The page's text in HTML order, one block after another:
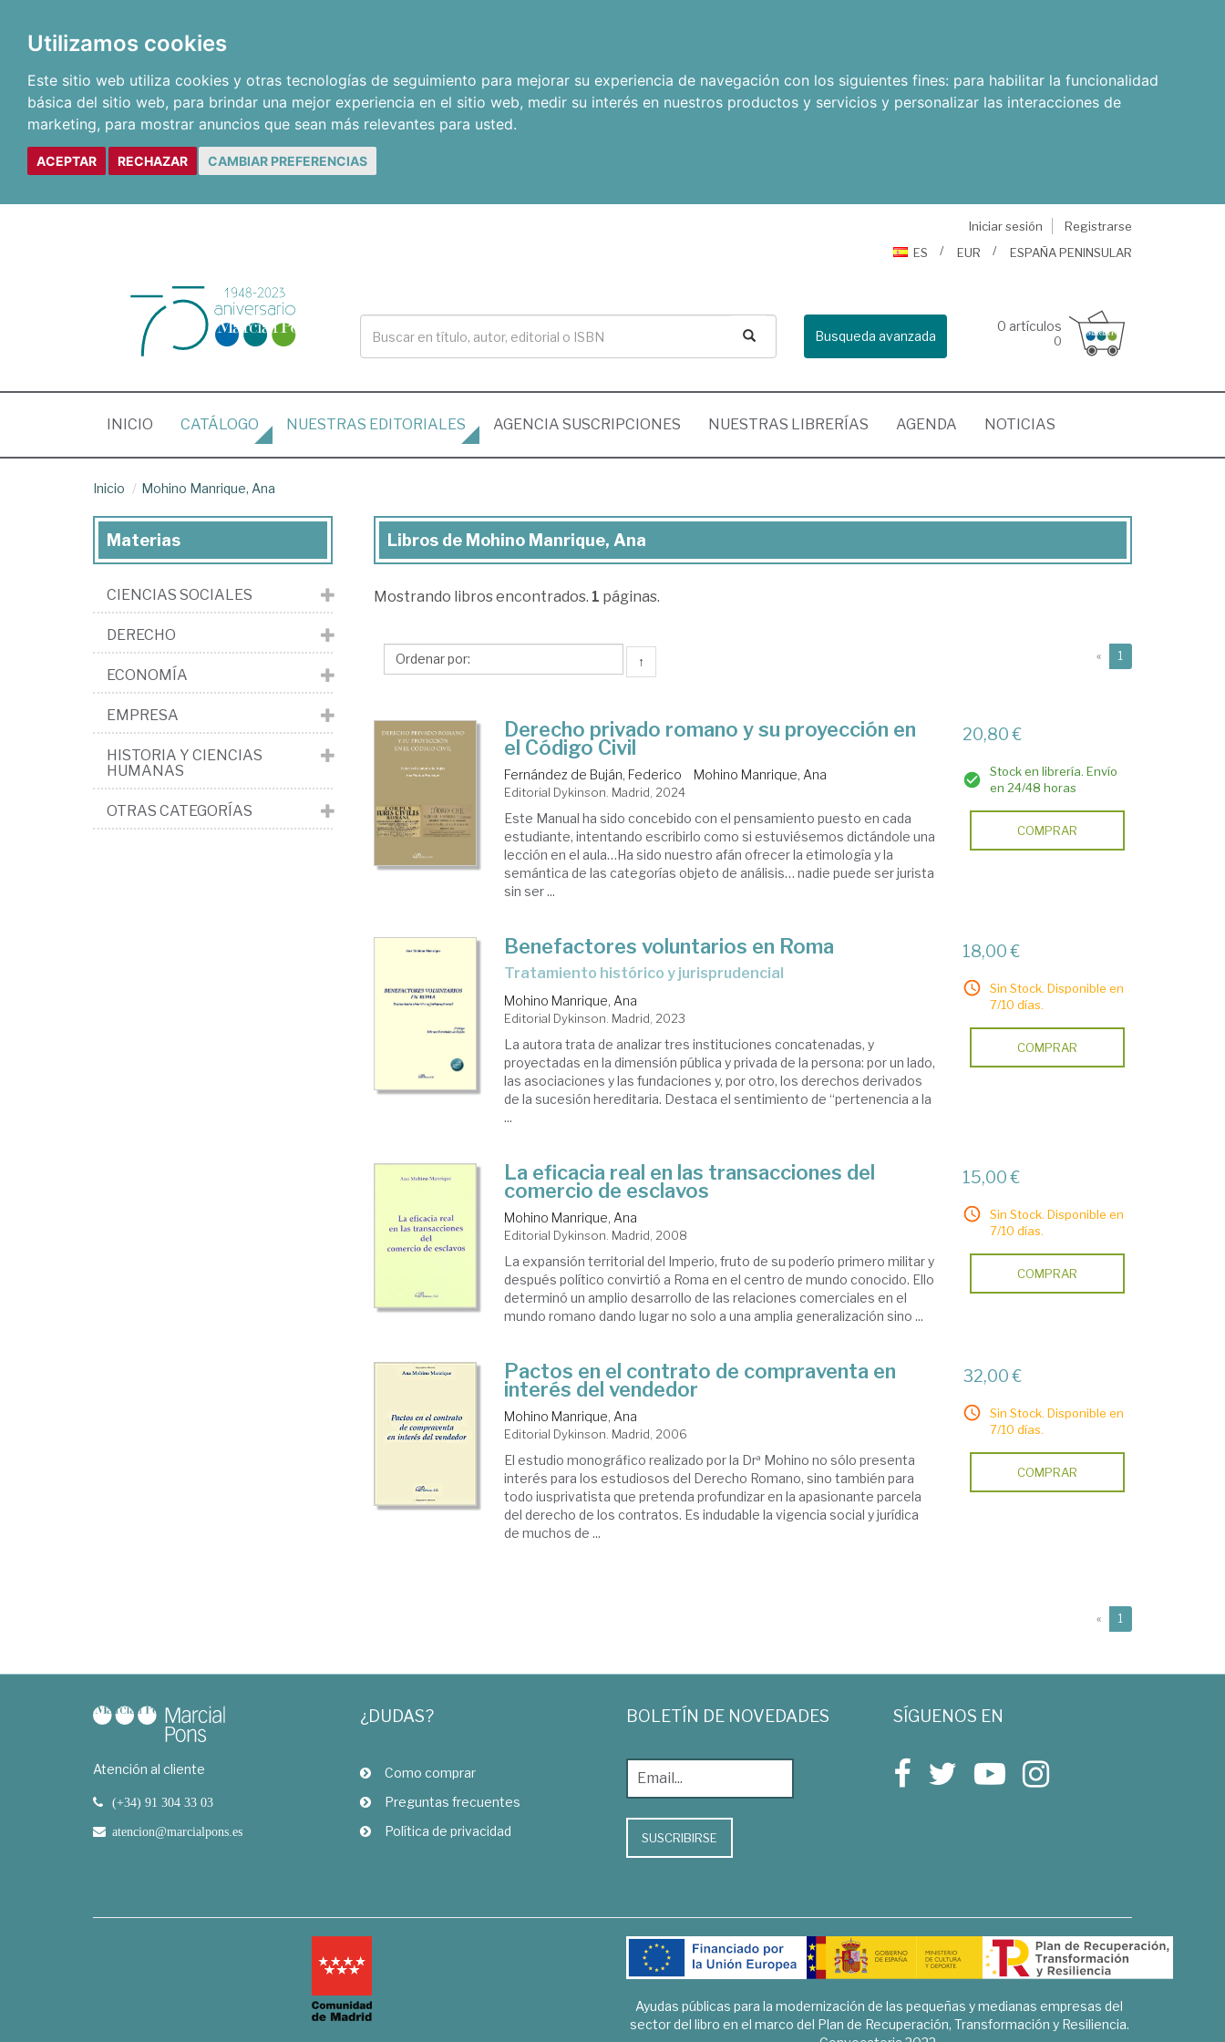
Utilizamos cookies
Este sitio web utiliza cookies y otras tecnologías de seguimiento para mejorar su experiencia de navegación con los siguientes fines: para habilitar la funcionalidad
básica del sitio web, para brindar una mejor experiencia en el sitio web, medir su interés en nuestros productos y servicios y personalizar las interacciones de
marketing, para mostrar anuncios que sean más relevantes para usted.
ACEPTAR RECHAZAR CAMBIAR PREFERENCIAS
Iniciar sesión
Registrarse
ES
EUR ESPAÑA PENINSULAR
Busqueda avanzada
0 artículos
0
INICIO (CURRENT)
CATÁLOGO NUESTRAS EDITORIALES AGENCIA SUSCRIPCIONES NUESTRAS LIBRERÍAS AGENDA NOTICIAS
Inicio Mohino Manrique, Ana
Libros
Mohino
Ana
Libros de Mohino Manrique, Ana
Mostrando libros encontrados. 1 páginas.
↑ « 1
Derecho privado romano y su proyección en
el Código Civil
Fernández de Buján, Federico Mohino Manrique, Ana
Editorial Dykinson. Madrid, 2024
Este Manual ha sido concebido con el pensamiento puesto en cada
estudiante, intentando escribirlo como si estuviésemos dictándole una
lección en el aula…Ha sido nuestro afán ofrecer la etimología y la
semántica de las categorías objeto de análisis… nadie puede ser jurista
sin ser ...
20,80 €
Stock en librería. Envío
en 24/48 horas
COMPRAR
Benefactores voluntarios en Roma
tratamiento histórico y jurisprudencial
Mohino Manrique, Ana
Editorial Dykinson. Madrid, 2023
La autora trata de analizar tres instituciones concatenadas, y
proyectadas en la dimen­sión pública y privada de la persona: por un lado,
las asociaciones y las fundaciones y, por otro, los derechos derivados
de la sucesión hereditaria. Destaca el sentimiento de “pertenencia a la
...
18,00 €
Sin Stock. Disponible en
7/10 días.
COMPRAR
La eficacia real en las transacciones del
comercio de esclavos
Mohino Manrique, Ana
Editorial Dykinson. Madrid, 2008
La expansión territorial del Imperio, fruto de su poderío primero militar y
después político convirtió a Roma en el centro de mundo conocido. Ello
determinó un amplio desarrollo de las relaciones comerciales en el
mundo romano dando lugar no solo a una amplia generalización sino ...
15,00 €
Sin Stock. Disponible en
7/10 días.
COMPRAR
Pactos en el contrato de compraventa en
interés del vendedor
Mohino Manrique, Ana
Editorial Dykinson. Madrid, 2006
El estudio monográfico realizado por la Drª Mohino no sólo presenta
interés para los estudiosos del Derecho Romano, sino también para
todo iusprivatista que pretenda profundizar en la apasionante parcela
del derecho de los contratos. Es indudable la vigencia social y jurídica
de muchos de ...
32,00 €
Sin Stock. Disponible en
7/10 días.
COMPRAR
« 1
Materias
CIENCIAS SOCIALES
DERECHO
ECONOMÍA
EMPRESA
HISTORIA Y CIENCIAS
HUMANAS
OTRAS CATEGORÍAS
Atención al cliente
(+34) 91 304 33 03
atencion@marcialpons.es
¿DUDAS?
Como comprar
Preguntas frecuentes
Política de privacidad
BOLETÍN DE NOVEDADES
SUSCRIBIRSE
SÍGUENOS EN
Ayudas públicas para la modernización de las pequeñas y medianas empresas del
sector del libro en el marco del Plan de Recuperación, Transformación y Resiliencia.